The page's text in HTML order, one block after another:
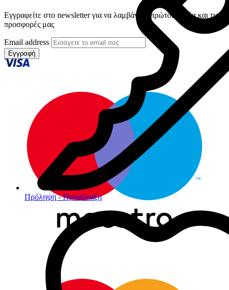
Πρόληψη - Προφύλαξη
Εγγραφείτε στο newsletter για να λαμβάνετε πρώτοι τα νέα και τις
προσφορές μας
Email address
Εγγραφή